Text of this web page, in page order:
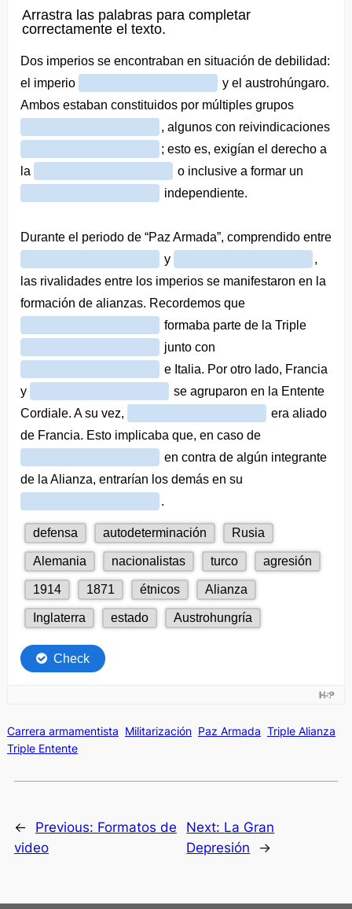
Carrera armamentista Militarización Paz Armada Triple Alianza
Triple Entente
← Previous: Formatos de
video
Next: La Gran
Depresión
→